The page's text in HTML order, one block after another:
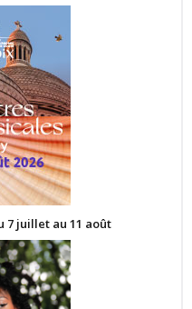
7 juillet au 11 août